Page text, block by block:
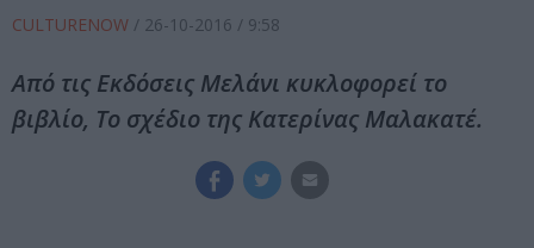
CULTURENOW / 26-10-2016 / 9:58
Από τις Εκδόσεις Μελάνι κυκλοφορεί το
βιβλίο, Το σχέδιο της Κατερίνας Μαλακατέ.